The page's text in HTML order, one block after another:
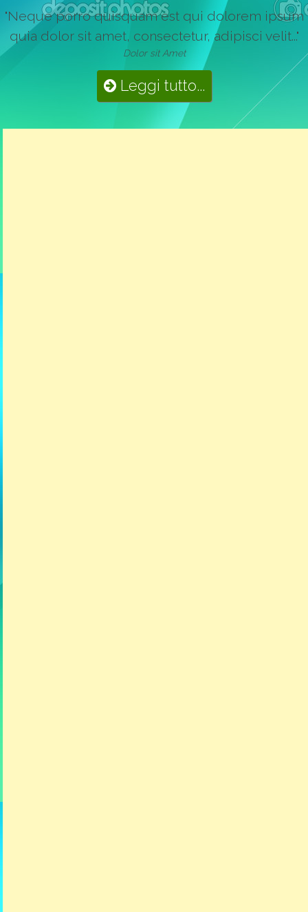
"Neque porro quisquam est qui dolorem ipsum
quia dolor sit amet, consectetur, adipisci velit..."
Dolor sit Amet
Leggi tutto...